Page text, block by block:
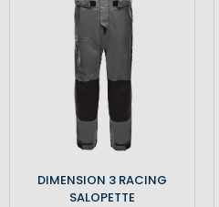
DIMENSION 3 RACING
SALOPETTE